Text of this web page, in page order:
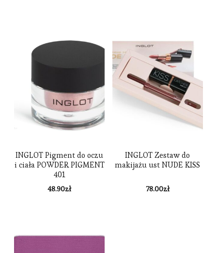
INGLOT Pigment do oczu
i ciała POWDER PIGMENT
401
48.90zł
INGLOT Zestaw do
makijażu ust NUDE KISS
78.00zł